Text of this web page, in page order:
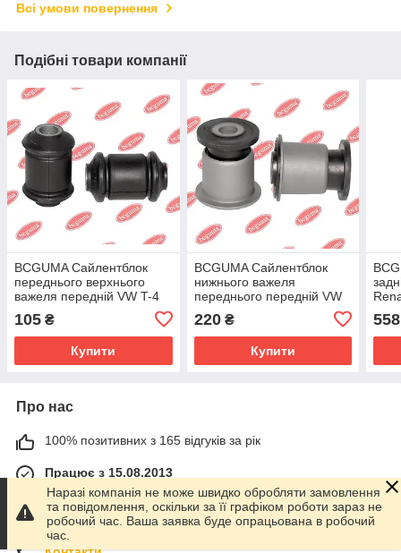
Всі умови повернення
Подібні товари компанії
BCGUMA Сайлентблок
переднього верхнього
важеля передній VW T-4
105 ₴
Купити
BCGUMA Сайлентблок
нижнього важеля
переднього передній VW
220₴
Купити
Про нас
100% позитивних з 165 відгуків за рік
Працює з 15.08.2013
м. Одеса
Проспект Лесі Українки 15, Одеса, Україна
Наразі компанія не може швидко обробляти замовлення
та повідомлення, оскільки за її графіком роботи зараз не
робочий час. Ваша заявка буде опрацьована в робочий
час.